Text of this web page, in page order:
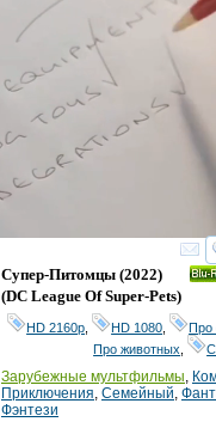
Супер-Питомцы (2022)
(DC League Of Super-Pets)
HD 2160р HD 1080 Про
Про животных
Зарубежные мультфильмы
Приключения Семейный
Фэнтези